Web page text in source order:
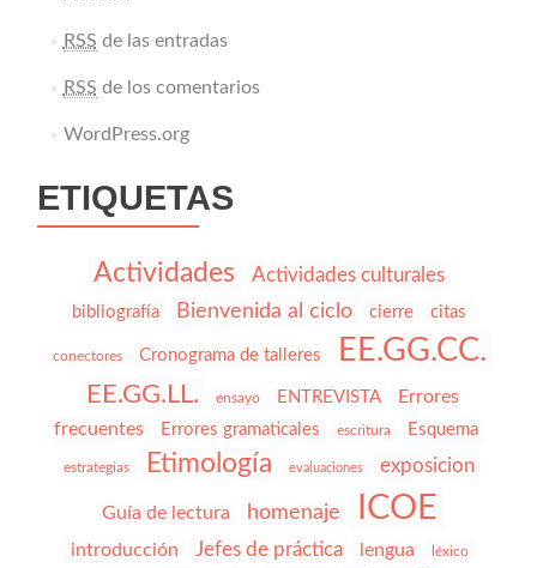
RSS de las entradas
RSS de los comentarios
WordPress.org
ETIQUETAS
Actividades Actividades culturales
bibliografía Bienvenida al ciclo cierre citas
conectores Cronograma de talleres EE.GG.CC.
EE.GG.LL. ensayo ENTREVISTA
Errores
frecuentes
Errores gramaticales escritura Esquema
estrategias Etimología evaluaciones exposicion
Guía de lectura homenaje ICOE
introducción Jefes de práctica lengua léxico